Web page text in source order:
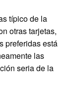
típico de la
otras tarjetas,
preferidas está
las
seria de la